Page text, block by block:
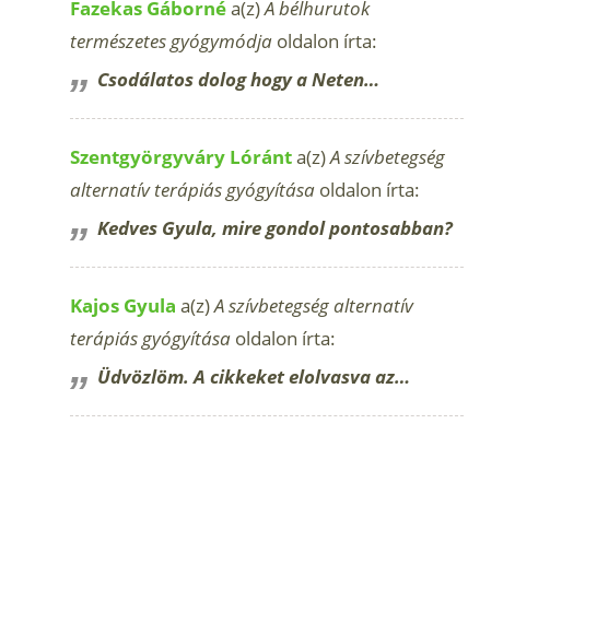
Fazekas Gábornéa(z)A bélhurutok
természetes gyógymódja oldalon írta:
Csodálatos dolog hogy a Neten…
Szentgyörgyváry Lóránta(z)A szívbetegség
alternatív terápiás gyógyítása oldalon írta:
Kedves Gyula, mire gondol pontosabban?
Kajos Gyula a(z)A szívbetegség alternatív
terápiás gyógyítása oldalon írta:
Üdvözlöm. A cikkeket elolvasva az…